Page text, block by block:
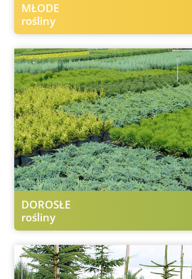
MŁODE
rośliny
DOROSŁE
rośliny